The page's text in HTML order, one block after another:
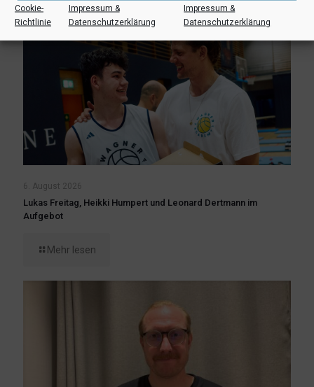
Cookie-
Richtlinie
Impressum &
Datenschutzerklärung
Impressum &
Datenschutzerklärung
6. August 2026
Lukas Freitag, Heikki Humpert und Leonard Dertmann im
Aufgebot
Mehr lesen